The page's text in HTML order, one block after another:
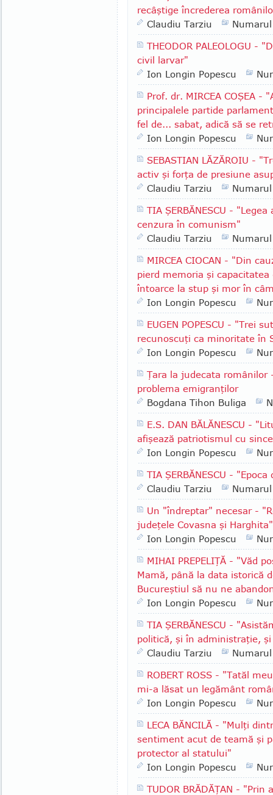
recâştige încrederea
Claudiu Tarziu
THEODOR PALEOLOGU -
civil larvar"
Ion Longin Popescu
Prof. dr. MIRCEA COŞEA
principalele partide
fel de... sabat, adică să se
Ion Longin Popescu
SEBASTIAN LĂZĂROIU -
activ şi forţa de presiune
Claudiu Tarziu
TIA ŞERBĂNESCU -
cenzura în comunism"
Claudiu Tarziu
MIRCEA CIOCAN - "Din
pierd memoria şi
întoarce la stup şi mor în
Ion Longin Popescu
EUGEN POPESCU - "Trei
recunoscuţi ca minoritate în
Ion Longin Popescu
Ţara la judecata românilor
problema emigranţilor
Bogdana Tihon Buliga
E.S. DAN BĂLĂNESCU -
afişează patriotismul cu
Ion Longin Popescu
TIA ŞERBĂNESCU -
Claudiu Tarziu
Un "îndreptar" necesar -
judeţele Covasna şi Harghita"
Ion Longin Popescu
MIHAI PREPELIŢĂ - "Văd
Mamă, până la data istorică
Bucureştiul să nu ne
Ion Longin Popescu
TIA ŞERBĂNESCU -
politică, şi în administraţie,
Claudiu Tarziu
ROBERT ROSS - "Tatăl
mi-a lăsat un legământ
Ion Longin Popescu
LECA BĂNCILĂ - "Mulţi
sentiment acut de teamă şi
protector al statului"
Ion Longin Popescu
TUDOR BRĂDĂŢAN -